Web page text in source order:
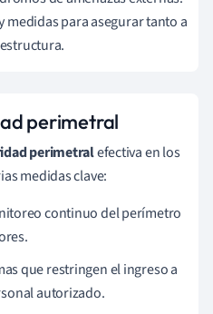
medidas para asegurar tanto a
perimetral
perimetralefectiva en los
medidas clave:
continuo del perímetro
que restringen el ingreso a
autorizado.